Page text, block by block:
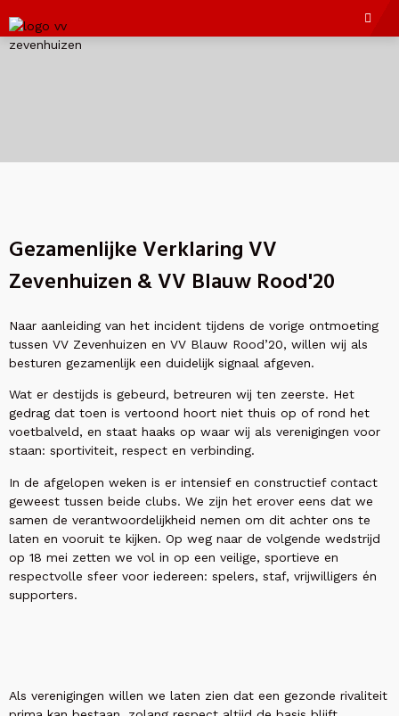
Gezamenlijke Verklaring VV
Zevenhuizen & VV Blauw Rood'20
Naar aanleiding van het incident tijdens de vorige ontmoeting
tussen VV Zevenhuizen en VV Blauw Rood’20, willen wij als
besturen gezamenlijk een duidelijk signaal afgeven.
Wat er destijds is gebeurd, betreuren wij ten zeerste. Het
gedrag dat toen is vertoond hoort niet thuis op of rond het
voetbalveld, en staat haaks op waar wij als verenigingen voor
staan: sportiviteit, respect en verbinding.
In de afgelopen weken is er intensief en constructief contact
geweest tussen beide clubs. We zijn het erover eens dat we
samen de verantwoordelijkheid nemen om dit achter ons te
laten en vooruit te kijken. Op weg naar de volgende wedstrijd
op 18 mei zetten we vol in op een veilige, sportieve en
respectvolle sfeer voor iedereen: spelers, staf, vrijwilligers én
supporters.
Als verenigingen willen we laten zien dat een gezonde rivaliteit